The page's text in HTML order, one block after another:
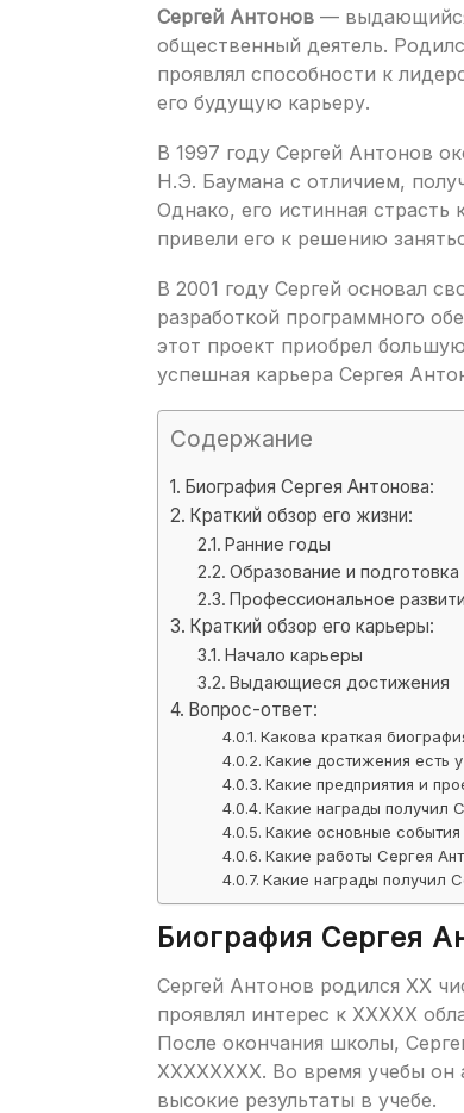
Сергей Антонов —
общественный деятель.
проявлял способности к
его будущую карьеру.
В 1997 году Сергей Антонов
Н.Э. Баумана с отличием,
Однако, его истинная
привели его к решению
В 2001 году Сергей основал
разработкой программного
этот проект приобрел
успешная карьера Сергея
Содержание
Биография Сергея Антонова:
Краткий обзор его жизни:
Ранние годы
Образование и подготовка
Профессиональное
Краткий обзор его карьеры:
Начало карьеры
Выдающиеся достижения
Вопрос-ответ:
Какова краткая
Какие достижения есть
Какие предприятия и
Какие награды получил
Какие основные
Какие работы Сергея
Какие награды получил
Биография Сергея
Сергей Антонов родился XX
проявлял интерес к XXXXX
После окончания школы,
XXXXXXXX. Во время учебы он
высокие результаты в учебе.